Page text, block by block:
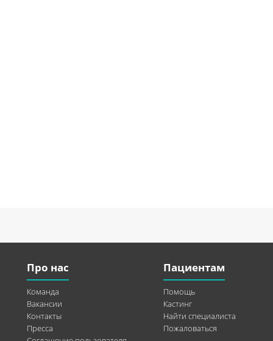
Про нас
Команда
Вакансии
Контакты
Пресса
Пациентам
Помощь
Кастинг
Найти специалиста
Пожаловаться